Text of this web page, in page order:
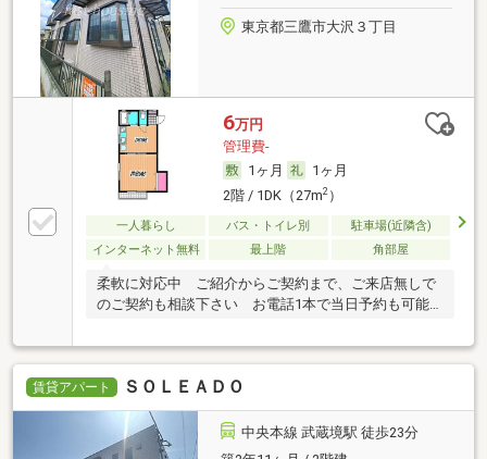
東京都三鷹市大沢３丁目
6万円
管理費-
1ヶ月
1ヶ月
2階 / 1DK（27m2）
一人暮らし バス・トイレ別
駐車場(近隣含)
インターネット無料
最上階 角部屋
柔軟に対応中 ご紹介からご契約まで、ご来店無しで
のご契約も相談下さい お電話1本で当日予約も可能
賃貸アパート ＳＯＬＥＡＤＯ
中央本線 武蔵境駅 徒歩23分